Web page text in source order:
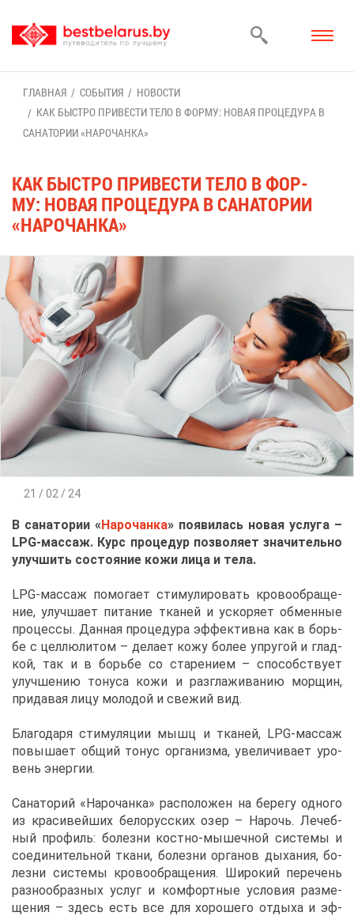
ГЛАВ­НАЯ СО­БЫ­ТИЯ
НО­ВО­СТИ
КАК БЫСТ­РО ПРИ­ВЕ­СТИ ТЕ­ЛО В ФОР­МУ: НО­ВАЯ ПРО­ЦЕ­ДУ­РА В
СА­НА­ТО­РИИ «НА­РО­ЧАН­КА»
КАК БЫСТ­РО ПРИ­ВЕ­СТИ ТЕ­ЛО В ФОР­
МУ: НО­ВАЯ ПРО­ЦЕ­ДУ­РА В СА­НА­ТО­РИИ
«НА­РО­ЧАН­КА»
21 / 02 / 24
В са­на­то­рии «На­ро­чан­ка» по­яви­лась но­вая услу­га –
LPG-мас­саж. Курс про­це­дур поз­во­ля­ет зна­чи­тель­но
улуч­шить со­сто­я­ние ко­жи ли­ца и те­ла.
LPG-мас­саж по­мо­га­ет сти­му­ли­ро­вать кро­во­об­ра­ще­
ние, улуч­ша­ет пи­та­ние тка­ней и уско­ря­ет об­мен­ные
про­цес­сы. Дан­ная про­це­ду­ра эф­фек­тив­на как в борь­
бе с цел­люли­том – де­ла­ет ко­жу бо­лее упру­гой и глад­
кой, так и в борь­бе со ста­ре­ни­ем – спо­соб­ству­ет
улуч­ше­нию то­ну­са ко­жи и раз­гла­жи­ва­нию мор­щин,
при­да­вая ли­цу мо­ло­дой и све­жий вид.
Бла­го­да­ря сти­му­ля­ции мышц и тка­ней, LPG-мас­саж
по­вы­ша­ет об­щий то­нус ор­га­низ­ма, уве­ли­чи­ва­ет уро­
вень энер­гии.
Са­на­то­рий «На­ро­чан­ка» рас­по­ло­жен на бе­ре­гу од­но­го
из кра­си­вей­ших бе­ло­рус­ских озер – На­рочь. Ле­чеб­
ный про­филь: бо­лез­ни кост­но-мы­шеч­ной си­сте­мы и
со­еди­ни­тель­ной тка­ни, бо­лез­ни ор­га­нов ды­ха­ния, бо­
лез­ни си­сте­мы кро­во­об­ра­ще­ния. Ши­ро­кий пе­ре­чень
раз­но­об­раз­ных услуг и ком­форт­ные усло­вия раз­ме­
ще­ния – здесь есть все для хо­ро­ше­го от­ды­ха и эф­